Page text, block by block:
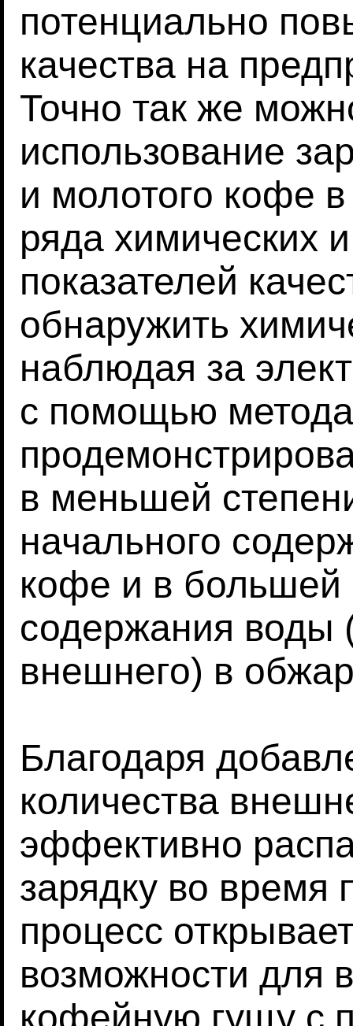
потенциально
качества на
Точно так же
использование
и молотого кофе
ряда химических
показателей
обнаружить
наблюдая за
с помощью
в меньшей
начального
кофе и в большей
содержания воды
внешнего) в
Благодаря
количества
эффективно
зарядку во время
процесс
возможности для